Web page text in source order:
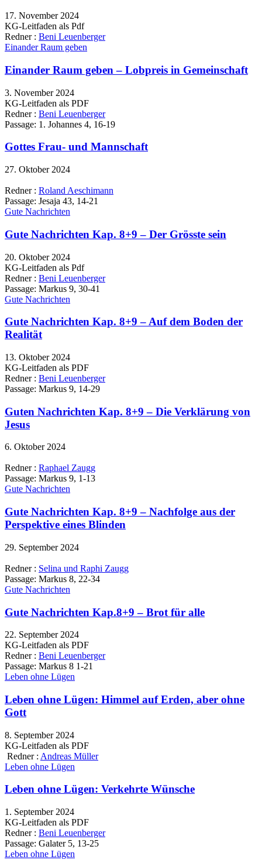
17. November 2024
KG-Leitfaden als Pdf
Redner : Beni Leuenberger
Einander Raum geben
Einander Raum geben – Lobpreis in Gemeinschaft
3. November 2024
KG-Leitfaden als PDF
Redner : Beni Leuenberger
Passage: 1. Johannes 4, 16-19
Gottes Frau- und Mannschaft
27. Oktober 2024
Redner : Roland Aeschimann
Passage: Jesaja 43, 14-21
Gute Nachrichten
Gute Nachrichten Kap. 8+9 – Der Grösste sein
20. Oktober 2024
KG-Leitfaden als Pdf
Redner : Beni Leuenberger
Passage: Markus 9, 30-41
Gute Nachrichten
Gute Nachrichten Kap. 8+9 – Auf dem Boden der
Realität
13. Oktober 2024
KG-Leitfaden als PDF
Redner : Beni Leuenberger
Passage: Markus 9, 14-29
Guten Nachrichten Kap. 8+9 – Die Verklärung von
Jesus
6. Oktober 2024
Redner : Raphael Zaugg
Passage: Markus 9, 1-13
Gute Nachrichten
Gute Nachrichten Kap. 8+9 – Nachfolge aus der
Perspektive eines Blinden
29. September 2024
Redner : Selina und Raphi Zaugg
Passage: Markus 8, 22-34
Gute Nachrichten
Gute Nachrichten Kap.8+9 – Brot für alle
22. September 2024
KG-Leitfaden als PDF
Redner : Beni Leuenberger
Passage: Markus 8 1-21
Leben ohne Lügen
Leben ohne Lügen: Himmel auf Erden, aber ohne
Gott
8. September 2024
KG-Leitfaden als PDF
Redner : Andreas Müller
Leben ohne Lügen
Leben ohne Lügen: Verkehrte Wünsche
1. September 2024
KG-Leitfaden als PDF
Redner : Beni Leuenberger
Passage: Galater 5, 13-25
Leben ohne Lügen